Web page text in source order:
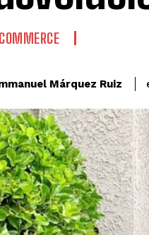
Márquez Ruiz